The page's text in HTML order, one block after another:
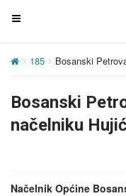
T
g
e
n
g
185 Bosanski
Bosanski
načelniku
Načelnik Općine